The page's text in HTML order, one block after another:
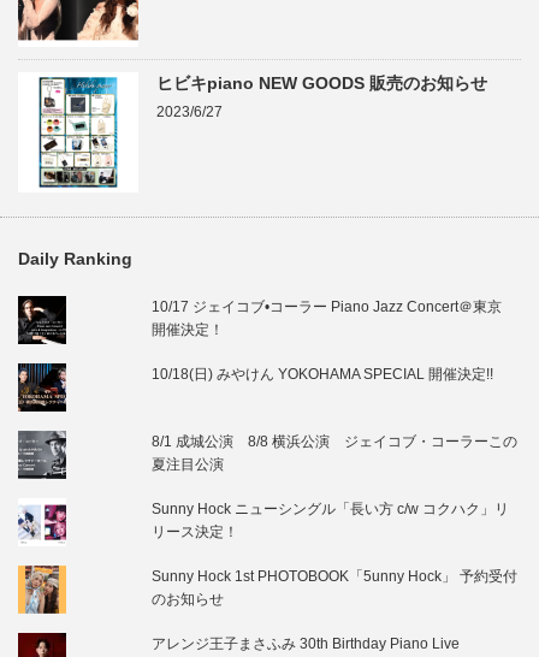
ヒビキpiano NEW GOODS 販売のお知らせ
2023/6/27
Daily Ranking
10/17 ジェイコブ•コーラー Piano Jazz Concert＠東京
開催決定！
10/18(日) みやけん YOKOHAMA SPECIAL 開催決定!!
8/1 成城公演 8/8 横浜公演 ジェイコブ・コーラーこの
夏注目公演
Sunny Hock ニューシングル「長い方 c/w コクハク」リ
リース決定！
Sunny Hock 1st PHOTOBOOK「5unny Hock」 予約受付
のお知らせ
アレンジ王子まさふみ 30th Birthday Piano Live